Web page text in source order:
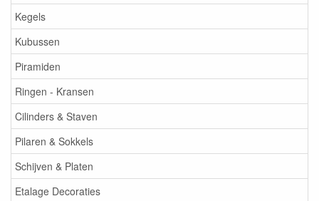
Kegels
Kubussen
Piramiden
Ringen - Kransen
Cilinders & Staven
Pilaren & Sokkels
Schijven & Platen
Etalage Decoraties